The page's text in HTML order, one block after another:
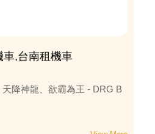
車,台南租機車
降神龍、欲霸為王 - DRG B